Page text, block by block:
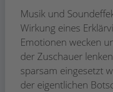
Musik und
Wirkung eines
Emotionen wecken
der Zuschauer
sparsam eingesetzt
der eigentlichen